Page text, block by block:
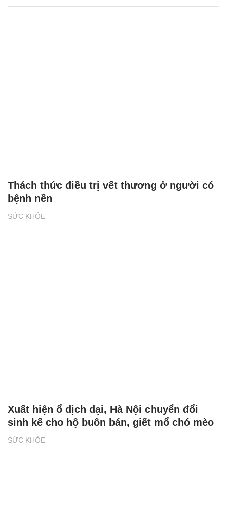
SỨC KHỎE
Thách thức điều trị vết thương ở người có
bệnh nền
SỨC KHỎE
Xuất hiện ổ dịch dại, Hà Nội chuyển đổi
sinh kế cho hộ buôn bán, giết mổ chó mèo